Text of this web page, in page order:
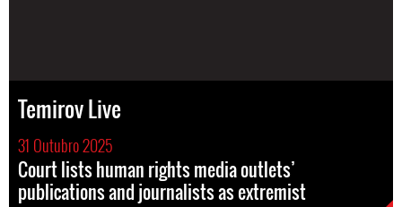
Temirov Live
31 Outubro 2025
Court lists human rights media outlets’
publications and journalists as extremist